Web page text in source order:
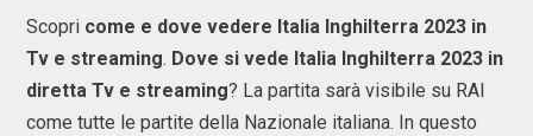
Scopri come e dove vedere Italia Inghilterra 2023 in
Tv e streaming. Dove si vede Italia Inghilterra 2023 in
diretta Tv e streaming? La partita sarà visibile su RAI
come tutte le partite della Nazionale italiana. In questo